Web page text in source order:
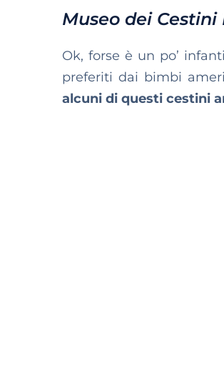
Museo dei Cestini
Ok, forse è un po’
preferiti dai bimbi
alcuni di questi cestini